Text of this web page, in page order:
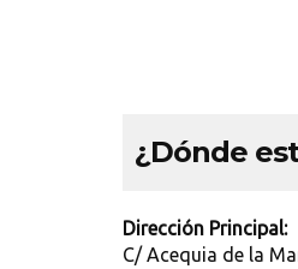
¿Dónde
Dirección Principal:
C/ Acequia de la